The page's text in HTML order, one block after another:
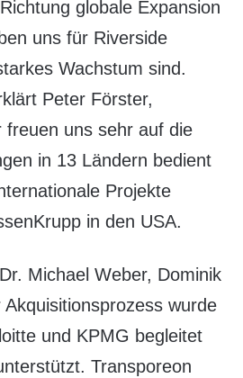
globale Expansion
uns für Riverside
Wachstum sind.
Peter Förster,
freuen uns sehr auf die
in 13 Ländern bedient
Projekte
in den USA.
Michael Weber, Dominik
wurde
und KPMG begleitet
Transporeon